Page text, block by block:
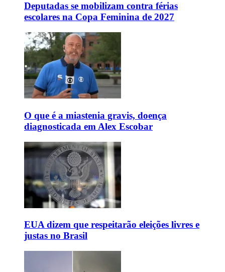
Deputadas se mobilizam contra férias
escolares na Copa Feminina de 2027
O que é a miastenia gravis, doença
diagnosticada em Alex Escobar
EUA dizem que respeitarão eleições livres e
justas no Brasil